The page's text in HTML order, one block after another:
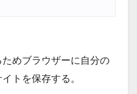
めブラウザーに自分の
トを保存する。